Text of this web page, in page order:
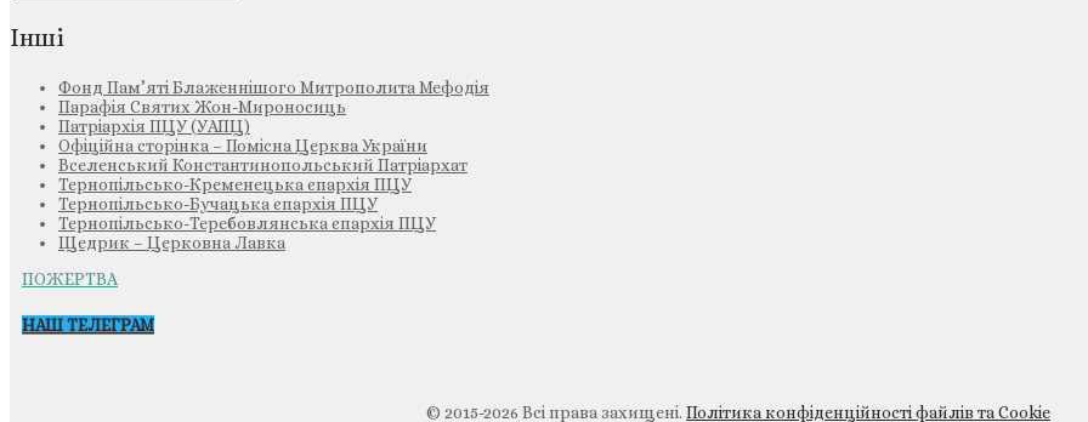
Інші
Фонд Пам’яті Блаженнішого Митрополита Мефодія
Парафія Святих Жон-Мироносиць
Патріархія ПЦУ (УАПЦ)
Офіційна сторінка – Помісна Церква України
Вселенський Константинопольський Патріархат
Тернопільсько-Кременецька єпархія ПЦУ
Тернопільсько-Бучацька єпархія ПЦУ
Тернопільсько-Теребовлянська єпархія ПЦУ
Щедрик – Церковна Лавка
ПОЖЕРТВА
НАШ ТЕЛЕГРАМ
© 2015-2026 Всі права захищені. Політика конфіденційності файлів та Cookie